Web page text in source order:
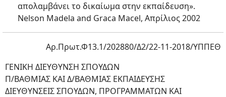
απολαμβάνει το δικαίωμα στην εκπαίδευση».
Nelson Madela and Graca Macel, Απρίλιος 2002
Αρ.Πρωτ.Φ13.1/202880/Δ2/22-11-2018/ΥΠΠΕΘ
ΓΕΝΙΚΗ ΔΙΕΥΘΥΝΣΗ ΣΠΟΥΔΩΝ
Π/ΒΑΘΜΙΑΣ ΚΑΙ Δ/ΒΑΘΜΙΑΣ ΕΚΠΑΙΔΕΥΣΗΣ
ΔΙΕΥΘΥΝΣΕΙΣ ΣΠΟΥΔΩΝ, ΠΡΟΓΡΑΜΜΑΤΩΝ ΚΑΙ